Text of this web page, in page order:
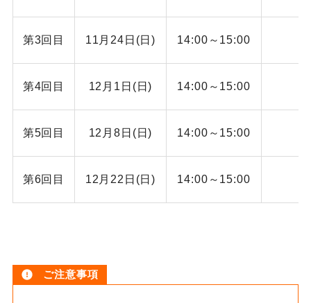
第3回目 11 月24日(日) 14:00～15:00
第4回目 12 月1日(日) 14:00～15:00
第5回目 12月8日(日) 14:00～15:00
第6回目 12 月22日(日) 14:00～15:00
ご注意事項